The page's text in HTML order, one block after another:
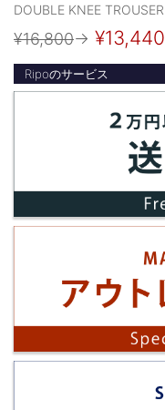
DOUBLE KNEE TROUSER
¥16,800→ ¥13,440
Ripoのサービス